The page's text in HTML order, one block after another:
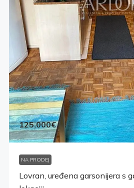
125,000€
NA PRODEJ
Lovran, uređena garsonijera s